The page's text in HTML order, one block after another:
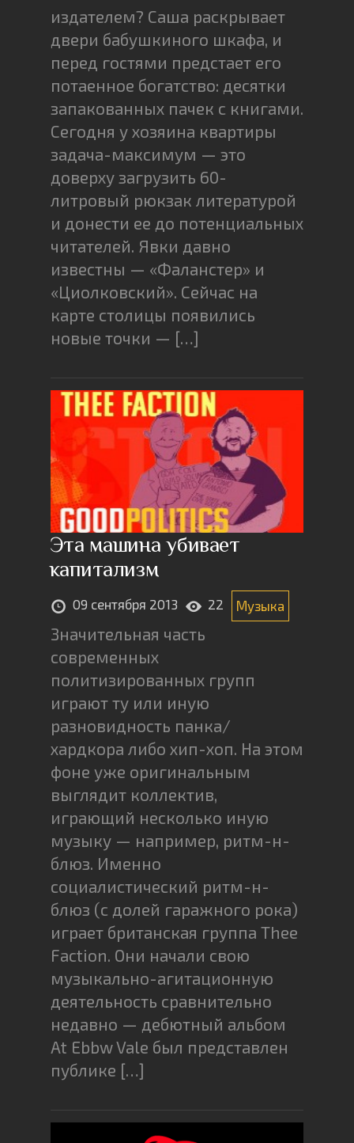
издателем? Саша раскрывает
двери бабушкиного шкафа, и
перед гостями предстает его
потаенное богатство: десятки
запакованных пачек с книгами.
Сегодня у хозяина квартиры
задача-максимум — это
доверху загрузить 60-
литровый рюкзак литературой
и донести ее до потенциальных
читателей. Явки давно
известны — «Фаланстер» и
«Циолковский». Сейчас на
карте столицы появились
новые точки — […]
Эта машина убивает
капитализм
09 сентября 2013 22 Музыка
Значительная часть
современных
политизированных групп
играют ту или иную
разновидность панка/
хардкора либо хип-хоп. На этом
фоне уже оригинальным
выглядит коллектив,
играющий несколько иную
музыку — например, ритм-н-
блюз. Именно
социалистический ритм-н-
блюз (с долей гаражного рока)
играет британская группа Thee
Faction. Они начали свою
музыкально-агитационную
деятельность сравнительно
недавно — дебютный альбом
At Ebbw Vale был представлен
публике […]